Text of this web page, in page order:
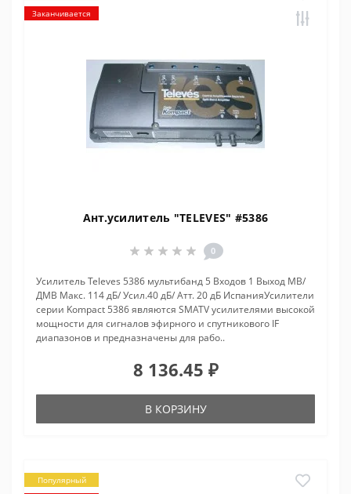
Заканчивается
Ант.усилитель "TELEVES" #5386
0
Усилитель Televes 5386 мультибанд 5 Входов 1 Выход МВ/
ДМВ Макс. 114 дБ/ Усил.40 дБ/ Атт. 20 дБ ИспанияУсилители
серии Kompact 5386 являются SMATV усилителями высокой
мощности для сигналов эфирного и спутникового IF
диапазонов и предназначены для рабо..
8 136.45 ₽
В КОРЗИНУ
Популярный